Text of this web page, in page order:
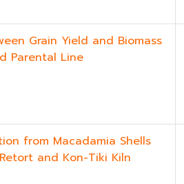
Grain Yield and Biomass
Parental Line
from Macadamia Shells
and Kon-Tiki Kiln